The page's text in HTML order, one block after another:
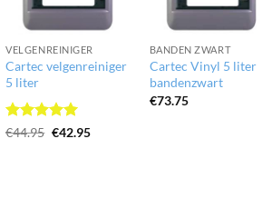
VELGENREINIGER
Cartec velgenreiniger
5 liter
Gewaardeerd
€44.95 Oorspronkelijke
€42.95Huidige
BANDEN ZWART
Cartec Vinyl 5 liter
bandenzwart
€73.75